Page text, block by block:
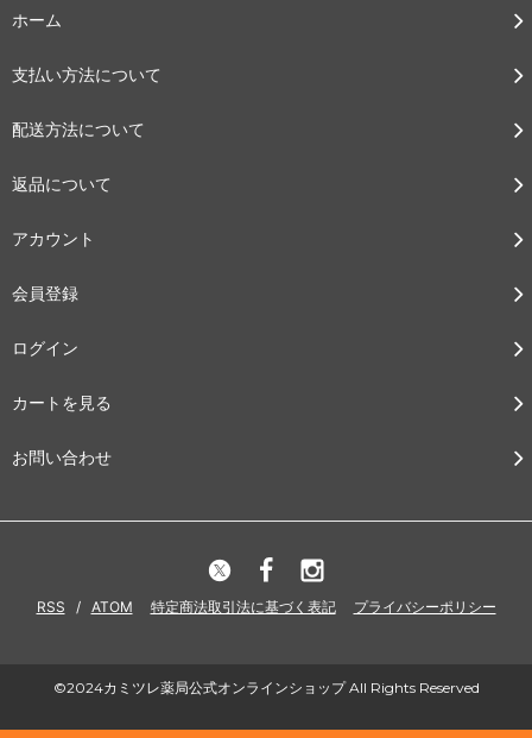
ホーム
支払い方法について
配送方法について
返品について
アカウント
会員登録
ログイン
カートを見る
お問い合わせ
RSS / ATOM 特定商法取引法に基づく表記 プライバシーポリシー
©2024カミツレ薬局公式オンラインショップ All Rights Reserved